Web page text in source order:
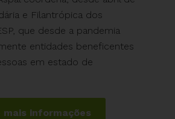
e Filantrópica dos
que desde a pandemia
entidades beneficentes
em estado de
mais informações